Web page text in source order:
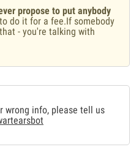
propose to put anybody
do it for a fee.If somebody
- you're talking with
wrong info, please tell us